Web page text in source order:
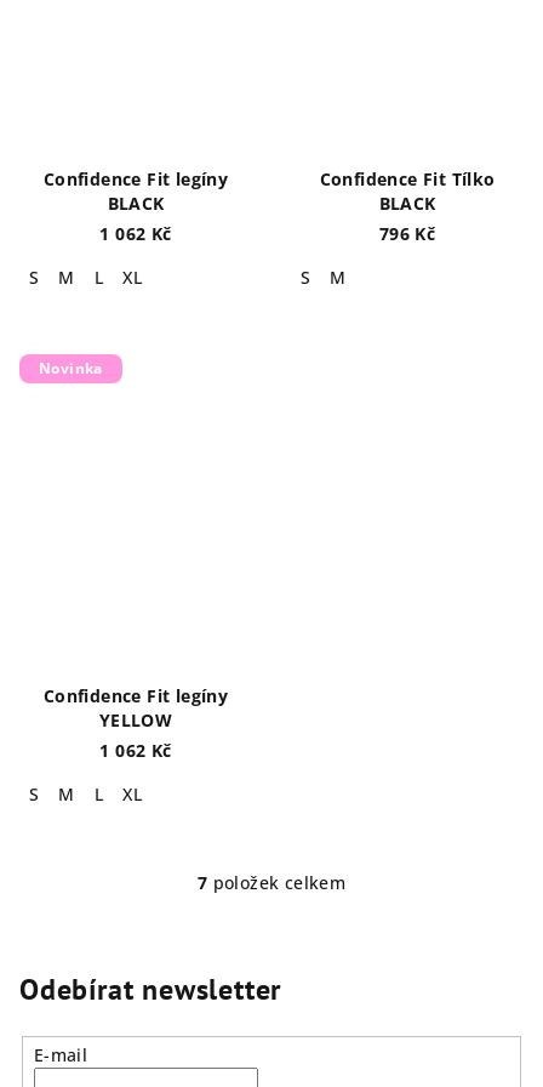
Confidence Fit legíny
BLACK
1 062 Kč
S
M L XL
Confidence Fit Tílko
BLACK
796 Kč
S
M
Novinka
Confidence Fit legíny
YELLOW
1 062 Kč
S
M L XL
O
á
d
a
7 položek celkem
Odebírat newsletter
E-mail